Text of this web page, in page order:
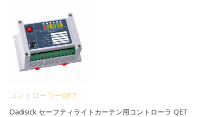
コントローラーQET
Dadisick セーフティライトカーテン用コントローラ QET